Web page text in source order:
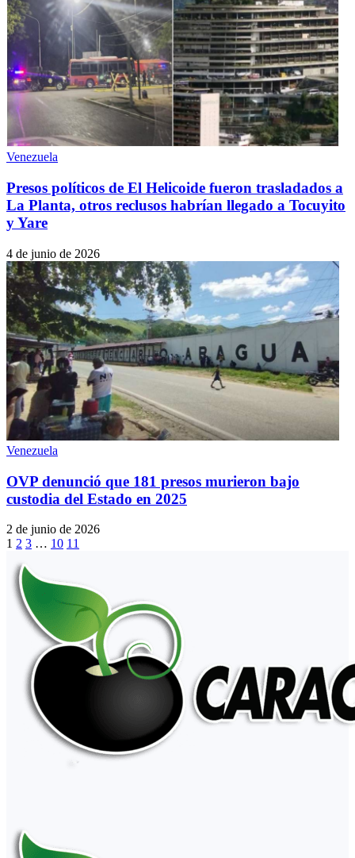
Venezuela
Presos políticos de El Helicoide fueron trasladados a
La Planta, otros reclusos habrían llegado a Tocuyito
y Yare
4 de junio de 2026
Venezuela
OVP denunció que 181 presos murieron bajo
custodia del Estado en 2025
2 de junio de 2026
1 2 3 … 10 11